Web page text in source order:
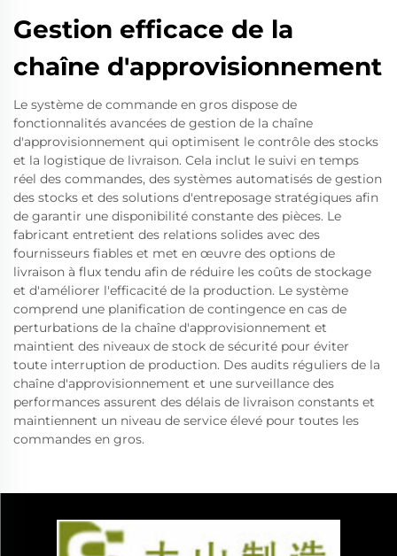
Gestion efficace de la
chaîne d'approvisionnement
Le système de commande en gros dispose de
fonctionnalités avancées de gestion de la chaîne
d'approvisionnement qui optimisent le contrôle des stocks
et la logistique de livraison. Cela inclut le suivi en temps
réel des commandes, des systèmes automatisés de gestion
des stocks et des solutions d'entreposage stratégiques afin
de garantir une disponibilité constante des pièces. Le
fabricant entretient des relations solides avec des
fournisseurs fiables et met en œuvre des options de
livraison à flux tendu afin de réduire les coûts de stockage
et d'améliorer l'efficacité de la production. Le système
comprend une planification de contingence en cas de
perturbations de la chaîne d'approvisionnement et
maintient des niveaux de stock de sécurité pour éviter
toute interruption de production. Des audits réguliers de la
chaîne d'approvisionnement et une surveillance des
performances assurent des délais de livraison constants et
maintiennent un niveau de service élevé pour toutes les
commandes en gros.